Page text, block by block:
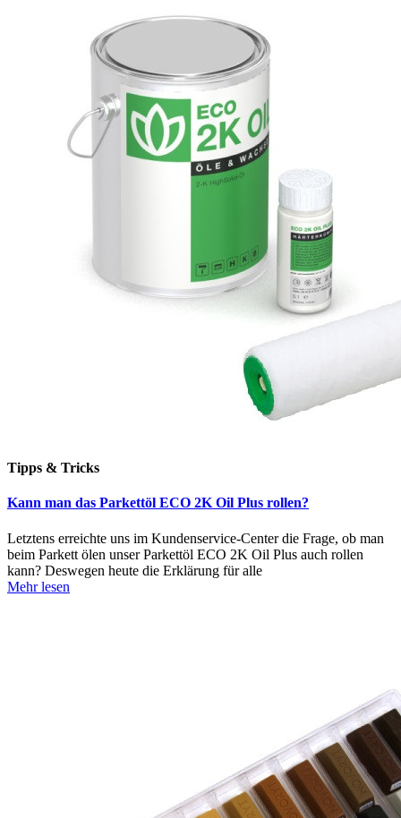
Tipps & Tricks
Kann man das Parkettöl ECO 2K Oil Plus rollen?
Letztens erreichte uns im Kundenservice-Center die Frage, ob man
beim Parkett ölen unser Parkettöl ECO 2K Oil Plus auch rollen
kann? Deswegen heute die Erklärung für alle
Mehr lesen